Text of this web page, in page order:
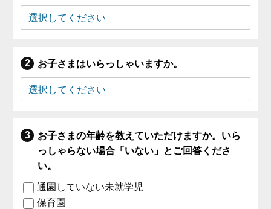
お子さまはいらっしゃいますか。
お子さまの年齢を教えていただけますか。いら
っしゃらない場合「いない」とご回答くださ
い。
通園していない未就学児
保育園